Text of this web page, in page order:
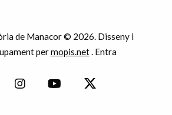
de Manacor © 2026. Disseny i
permopis.net. Entra